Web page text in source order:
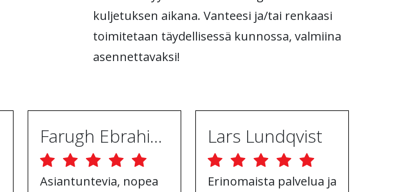
kuljetuksen aikana. Vanteesi ja/tai renkaasi
toimitetaan täydellisessä kunnossa, valmiina
asennettavaksi!
Farugh Ebrahimpur
Asiantuntevia, nopea
Lars Lundqvist
Erinomaista palvelua ja